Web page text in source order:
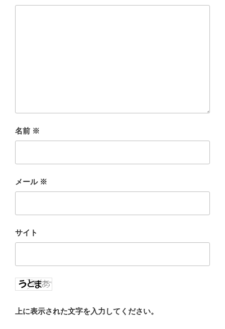
名前 ※
メール ※
サイト
上に表示された文字を入力してください。